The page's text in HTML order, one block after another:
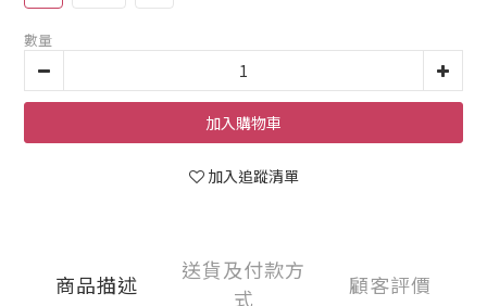
數量
加入購物車
加入追蹤清單
商品描述
送貨及付款方
式
顧客評價